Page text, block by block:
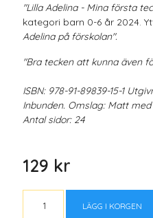
"Lilla Adelina - Mina första
kategori barn 0-6 år 2024.
Adelina på förskolan".
"Bra tecken att kunna även
ISBN: 978-91-89839-15-1
Inbunden. Omslag: Matt
Antal sidor: 24
129 kr
LÄGG I KORGEN